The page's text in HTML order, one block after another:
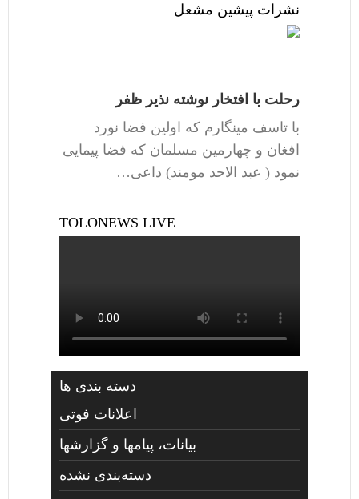
نشرات پیشین مشعل
رحلت با افتخار نوشته نذیر ظفر
با تاسف مینگارم که اولین فضا نورد
افغان و چهارمین مسلمان که فضا پیمایی
نمود ( عبد الاحد مومند) داعی…
TOLONEWS LIVE
دسته بندی ها
اعلانات فوتی
بیانات، پیامها و گزارشها
دسته‌بندی نشده